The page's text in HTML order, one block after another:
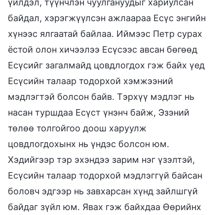
байдал, хэрэгжүүлсэн ажлаараа Есүс энгийн
хүнээс ялгаатай байлаа. Иймээс Петр сурах
ёстой олон хичээлээ Есүсээс авсан бөгөөд
Есүсийг загалмайд цовдлогдох гэж байх үед
Есүсийн талаар тодорхой хэмжээний
мэдлэгтэй болсон байв. Тэрхүү мэдлэг нь
насан туршдаа Есүст үнэнч байж, Эзэний
төлөө толгойгоо доош харуулж
цовдлогдохынх нь үндэс болсон юм.
Хэдийгээр тэр эхэндээ зарим нэг үзэлтэй,
Есүсийн талаар тодорхой мэдлэггүй байсан
боловч эдгээр нь завхарсан хүнд зайлшгүй
байдаг зүйл юм. Явах гэж байхдаа Өөрийнх